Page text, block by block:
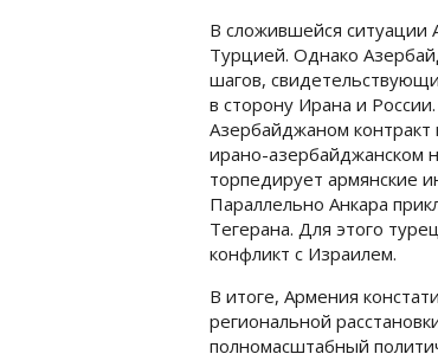
В сложившейся ситуации
Турцией. Однако
шагов,
в сторону Ирана и
Азербайджаном контракт
ирано-азербайджанском
торпедирует армянские
Параллельно Анкара
Тегерана. Для этого
конфликт с Израилем.
В итоге, Армения
региональной
полномасштабный